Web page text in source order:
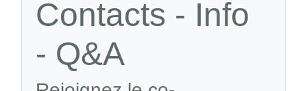
Contacts - Info
- Q&A